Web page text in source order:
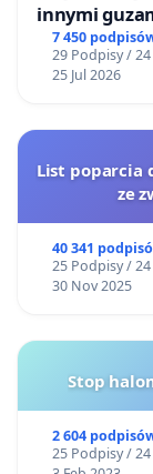
innymi
Centrum
7 450
29 Podpisy /
25 Jul 2026
List poparcia
ze
40 341
25 Podpisy /
30 Nov 2025
Stop
2 604
25 Podpisy /